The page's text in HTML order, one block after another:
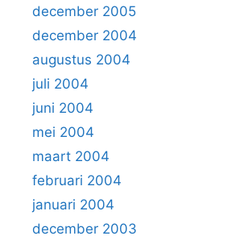
december 2005
december 2004
augustus 2004
juli 2004
juni 2004
mei 2004
maart 2004
februari 2004
januari 2004
december 2003